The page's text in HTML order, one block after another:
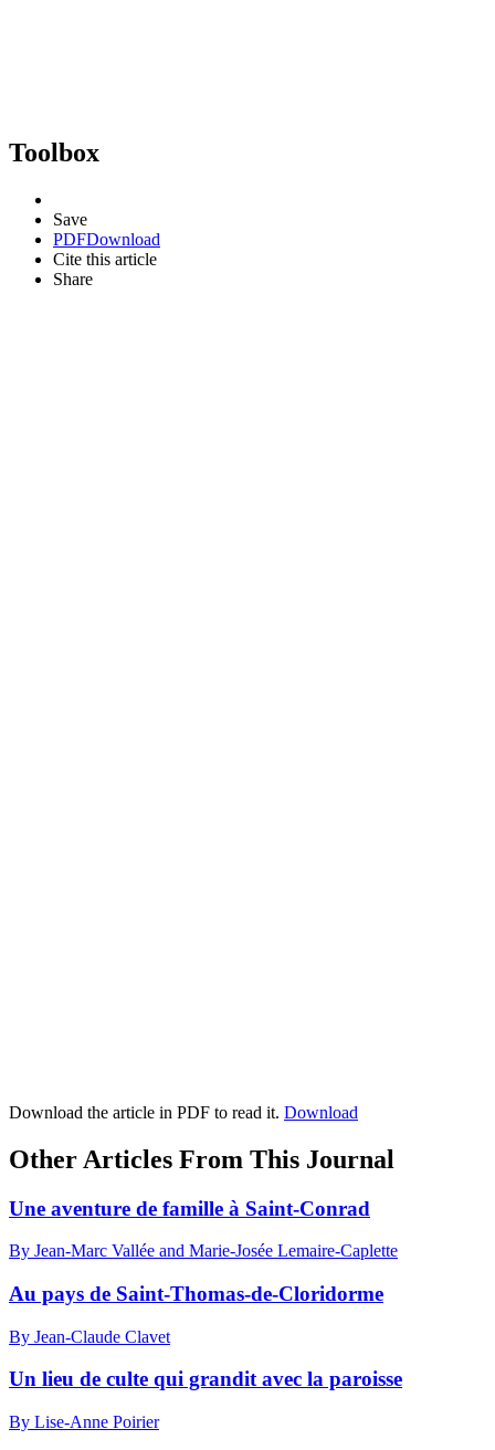
Toolbox
Save
PDFDownload
Cite this article
Share
Download the article in PDF to read it. Download
Other Articles From This Journal
Une aventure de famille à Saint-Conrad
By Jean-Marc Vallée and Marie-Josée Lemaire-Caplette
Au pays de Saint-Thomas-de-Cloridorme
By Jean-Claude Clavet
Un lieu de culte qui grandit avec la paroisse
By Lise-Anne Poirier